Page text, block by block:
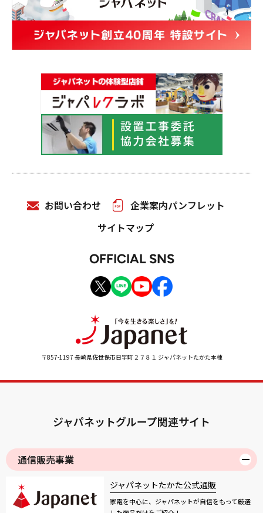
〒857-1197 長崎県佐世保市日宇町２７８１ ジャパネットたかた本棟
お問い合わせ
企業案内パンフレット
サイトマップ
OFFICIAL SNS
ジャパネットグループ関連サイト
通信販売事業
ジャパネットたかた公式通販
家電を中心に、ジャパネットが自信をもって厳選